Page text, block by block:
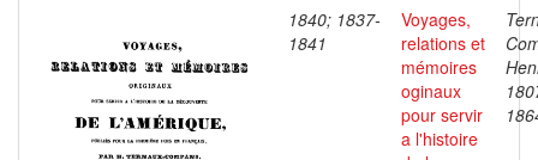
1840; 1837-
1841
Voyages,
relations et
mémoires
oginaux
pour servir
a l'histoire